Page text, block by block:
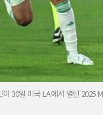
이 30일 미국 LA에서 열린 2025